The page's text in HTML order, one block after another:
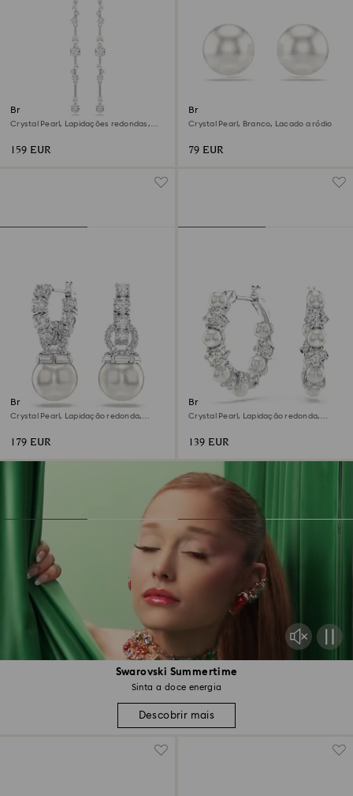
Swarovski Summertime
Sinta a doce energia
Descobrir mais
Brincos compridos Constella
Crystal Pearl, Lapidações redondas,
159 EUR
Brincos stud Matrix
Crystal Pearl, Branco, Lacado a ródio
79 EUR
Brincos compridos Matrix
Crystal Pearl, Lapidação redonda,
179 EUR
Brincos argola Matrix
Crystal Pearl, Lapidação redonda,
139 EUR